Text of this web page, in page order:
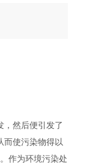
然后便引发了
而使污染物得以
作为环境污染处